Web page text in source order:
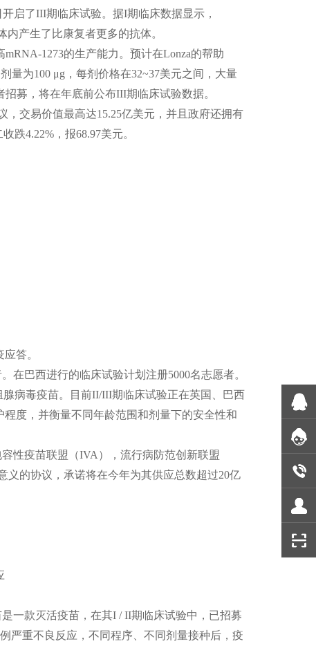
启了III期临床试验。据I期临床数据显示，
产生了比康复者更多的抗体。
1273的生产能力。预计在Lonza的帮助
量为100 μg，每剂价格在32~37美元之间，大量
募，将在年底前公布III期临床试验数据。
，交易价值最高达15.25亿美元，并且政府还拥有
跌4.22%，报68.97美元。
答。
在巴西进行的临床试验计划注册5000名志愿者。
病毒疫苗。目前II/III期临床试验正在英国、巴西
度，并衡量不同年龄范围和剂量下的安全性和
性疫苗联盟（IVA），流行病防范创新联盟
义的协议，承诺将在今年为其供应总数超过20亿
一款灭活疫苗，在其I / II期临床试验中，已招募
严重不良反应，不同程序、不同剂量接种后，疫